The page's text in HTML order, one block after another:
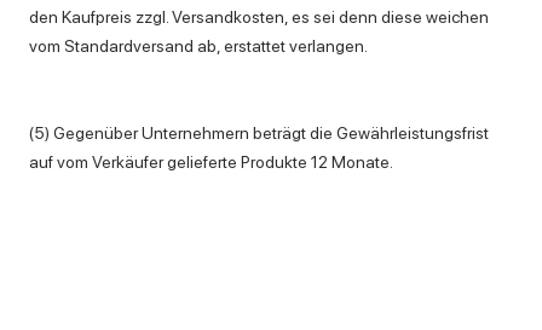
den Kaufpreis zzgl. Versandkosten, es sei denn diese weichen
vom Standardversand ab, erstattet verlangen.
(5) Gegenüber Unternehmern beträgt die Gewährleistungsfrist
auf vom Verkäufer gelieferte Produkte 12 Monate.